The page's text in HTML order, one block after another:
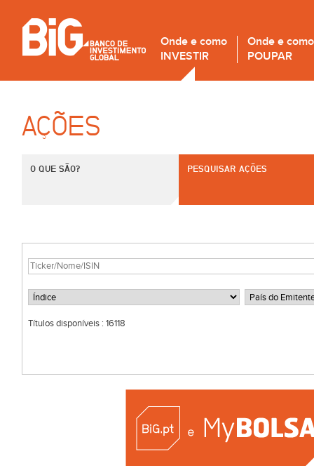
Onde e como
INVESTIR
Onde e como
POUPAR
AÇÕES
O QUE SÃO? PESQUISAR AÇÕES
Títulos disponíveis : 16118